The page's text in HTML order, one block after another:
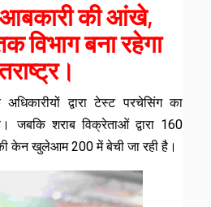
की आंखे,
विभाग बना रहेगा
द्वारा टेस्ट परचेसिंग का
जबकि शराब विक्रेताओं द्वारा ₹160
केन खुलेआम ₹200 में बेची जा रही है।